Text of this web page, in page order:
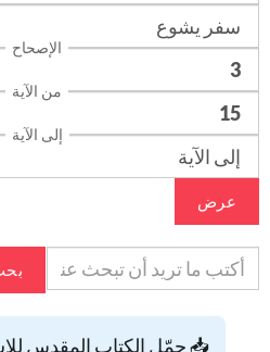
الإصحاح
من الآية
إلى الآية
عرض
📥 حمّل الكتاب المقدس